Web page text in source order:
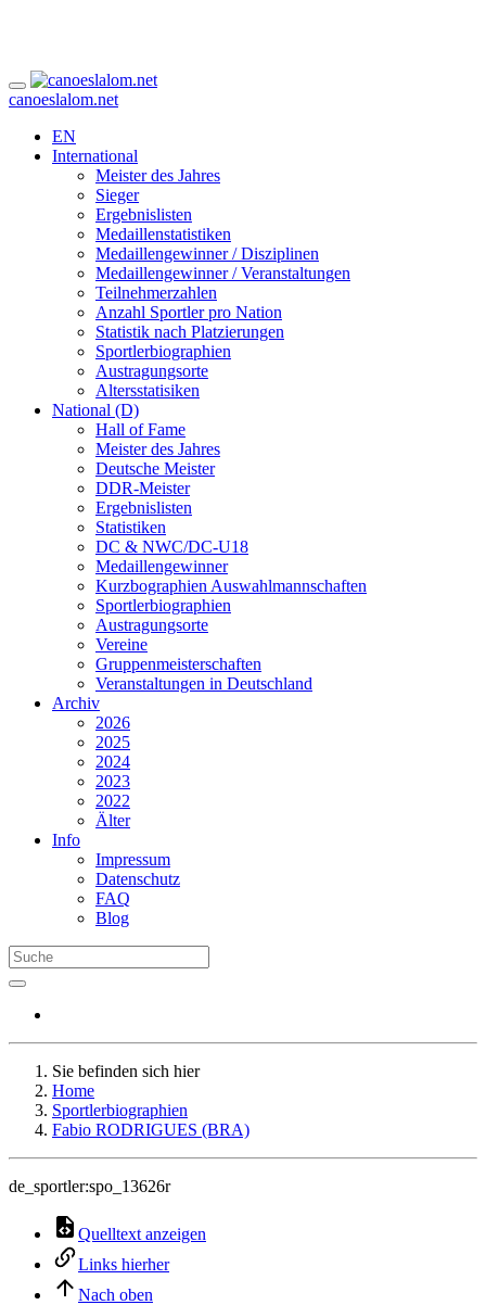
canoeslalom.net
EN
International
Meister des Jahres
Sieger
Ergebnislisten
Medaillenstatistiken
Medaillengewinner / Disziplinen
Medaillengewinner / Veranstaltungen
Teilnehmerzahlen
Anzahl Sportler pro Nation
Statistik nach Platzierungen
Sportlerbiographien
Austragungsorte
Altersstatisiken
National (D)
Hall of Fame
Meister des Jahres
Deutsche Meister
DDR-Meister
Ergebnislisten
Statistiken
DC & NWC/DC-U18
Medaillengewinner
Kurzbographien Auswahlmannschaften
Sportlerbiographien
Austragungsorte
Vereine
Gruppenmeisterschaften
Veranstaltungen in Deutschland
Archiv
2026
2025
2024
2023
2022
Älter
Info
Impressum
Datenschutz
FAQ
Blog
Sie befinden sich hier
Home
Sportlerbiographien
Fabio RODRIGUES (BRA)
de_sportler:spo_13626r
Quelltext anzeigen
Links hierher
Nach oben